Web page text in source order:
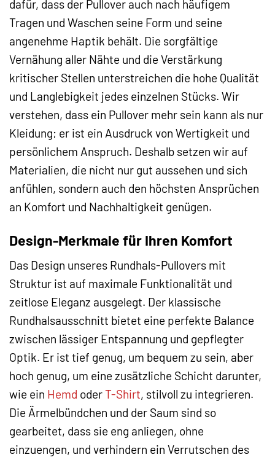
dafür, dass der Pullover auch nach häufigem
Tragen und Waschen seine Form und seine
angenehme Haptik behält. Die sorgfältige
Vernähung aller Nähte und die Verstärkung
kritischer Stellen unterstreichen die hohe Qualität
und Langlebigkeit jedes einzelnen Stücks. Wir
verstehen, dass ein Pullover mehr sein kann als nur
Kleidung; er ist ein Ausdruck von Wertigkeit und
persönlichem Anspruch. Deshalb setzen wir auf
Materialien, die nicht nur gut aussehen und sich
anfühlen, sondern auch den höchsten Ansprüchen
an Komfort und Nachhaltigkeit genügen.
Design-Merkmale für Ihren Komfort
Das Design unseres Rundhals-Pullovers mit
Struktur ist auf maximale Funktionalität und
zeitlose Eleganz ausgelegt. Der klassische
Rundhalsausschnitt bietet eine perfekte Balance
zwischen lässiger Entspannung und gepflegter
Optik. Er ist tief genug, um bequem zu sein, aber
hoch genug, um eine zusätzliche Schicht darunter,
wie ein Hemd oderT-Shirt, stilvoll zu integrieren.
Die Ärmelbündchen und der Saum sind so
gearbeitet, dass sie eng anliegen, ohne
einzuengen, und verhindern ein Verrutschen des